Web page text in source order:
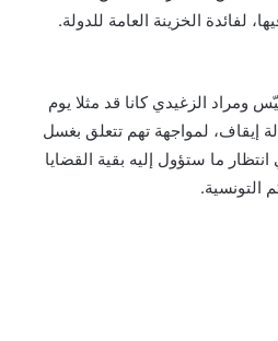
لفائدة الخزينة العامة للدولة.
ومراد الزغيدي كانا قد مثلا يوم
إيقاف، لمواجهة تهم تتعلق بغسل
ما ستؤول إليه بقية القضايا
التونسية.